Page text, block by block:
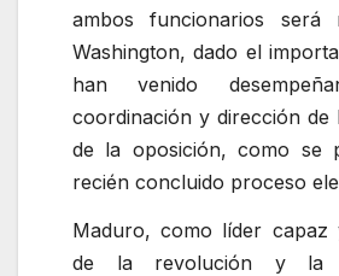
ambos funcionarios será
Washington, dado el
han venido
coordinación y dirección de
de la oposición, como se
recién concluido proceso
Maduro, como líder capaz
de la revolución y la